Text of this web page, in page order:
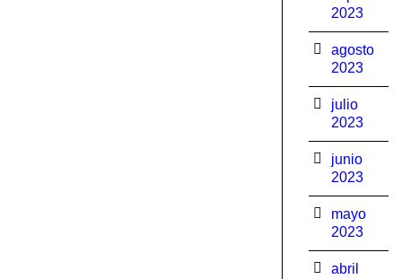
2023
agosto
2023
julio
2023
junio
2023
mayo
2023
abril